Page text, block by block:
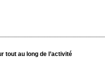
tout au long de l’activité